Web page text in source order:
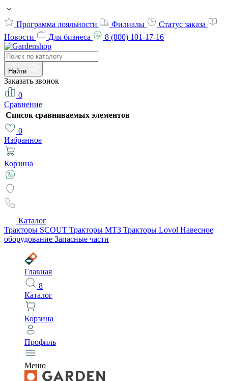
Программа лояльности Филиалы
Статус заказа
Новости
Для бизнеса 8 (800) 101-17-16
Найти
Заказать звонок
0
Сравнение
Список сравниваемых элементов
0
Избранное
Корзина
Каталог
Тракторы SCOUT Тракторы МТЗ Тракторы Lovol Навесное
оборудование Запасные части
Главная
8
Каталог
Корзина
Профиль
Меню